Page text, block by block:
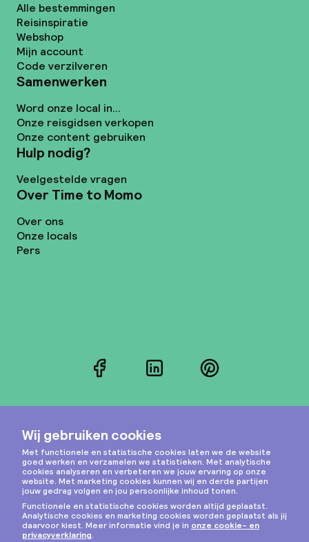
Alle bestemmingen
Reisinspiratie
Webshop
Mijn account
Code verzilveren
Samenwerken
Word onze local in...
Onze reisgidsen verkopen
Onze content gebruiken
Hulp nodig?
Veelgestelde vragen
Over Time to Momo
Over ons
Onze locals
Pers
FacebookLinkedInPinterest
Instagram